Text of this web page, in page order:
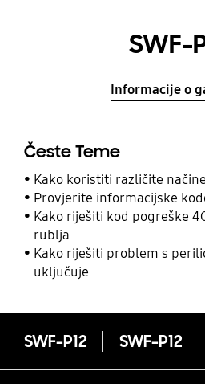
SWF-
Informacije o
Česte Teme
Kako koristiti različite
Provjerite informacijske
Kako riješiti kod pogreške
rublja
Kako riješiti problem s
uključuje
SWF-P12 SWF-P12